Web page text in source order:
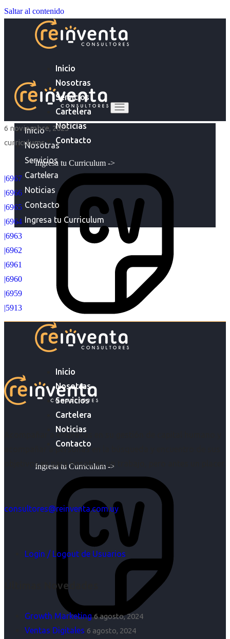
Saltar al contenido
Inicio
Nosotras
Servicios
Cartelera
Noticias
Contacto
Ingresa tu Curriculum ->
Inicio
Nosotras
Servicios
Cartelera
Noticias
Contacto
Ingresa tu Curriculum ->
Inicio
Nosotras
Servicios
Cartelera
Noticias
Contacto
Ingresa tu Curriculum
6 noviembre, 2025
curriculums
|6967
|6966
|6965
|6964
|6963
|6962
|6961
|6960
|6959
|5913
Acompañar a empresas en su gestión de capital humano y
acompañar a personas en la búsqueda y encuentro de sus
objetivos es para nosotros un trabajo, pero antes un placer.
consultores@reinventa.com.uy
Login / Logout de Usuarios
Últimas Novedades
Growth Marketing 6 agosto, 2024
Ventas Digitales 6 agosto, 2024